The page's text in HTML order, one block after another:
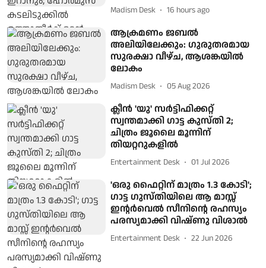
Madism Desk 16 hours ago
ആക്രമണം ജബൽ
അലിയിലേക്കും: ഗുരുതരമായ
സുരക്ഷാ വീഴ്ച, ആശങ്കയിൽ
ലോകം
Madism Desk 05 Aug 2026
ക്ലീന്‍ 'യു' സര്‍ട്ടിഫിക്കറ്റ്
സ്വന്തമാക്കി ഗാട്ട കുസ്തി 2;
ചിത്രം ജൂലൈ മൂന്നിന്
തിയറ്ററുകളില്‍
Entertainment Desk 01 Jul 2026
'ഒരു ഫൈറ്റിന് മാത്രം 1.3 കോടി';
ഗാട്ട ഗുസ്തിയിലെ ആ മാസ്സ്
ഇന്റർവെൽ സീനിന്റെ രഹസ്യം
പരസ്യമാക്കി വിഷ്ണു വിശാൽ
Entertainment Desk 22 Jun 2026